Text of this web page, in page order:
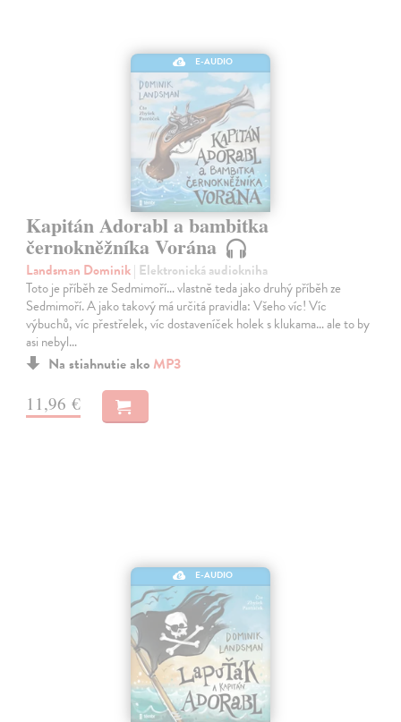
E-AUDIO
Kapitán Adorabl a bambitka
černokněžníka Vorána
Landsman Dominik| Elektronická audiokniha
Toto je příběh ze Sedmimoří… vlastně teda jako druhý příběh ze
Sedmimoří. A jako takový má určitá pravidla: Všeho víc! Víc
výbuchů, víc přestřelek, víc dostaveníček holek s klukama… ale to by
asi nebyl…
Na stiahnutie ako MP3
11,96 €
E-AUDIO